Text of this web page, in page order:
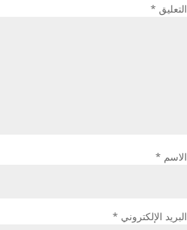
التعليق *
الاسم *
البريد الإلكتروني *